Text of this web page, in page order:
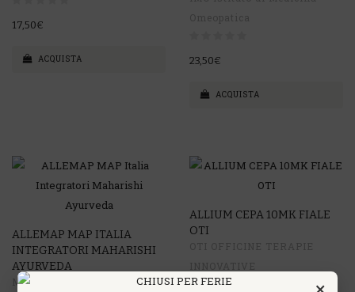
17,50€
ACQUISTA 23,50€
ACQUISTA
ALLEMAP MAP ITALIA
INTEGRATORI MAHARISHI
AYURVEDA
MAP Italia Integratori
ALLIUM CEPA 10MK FIALE
OTI